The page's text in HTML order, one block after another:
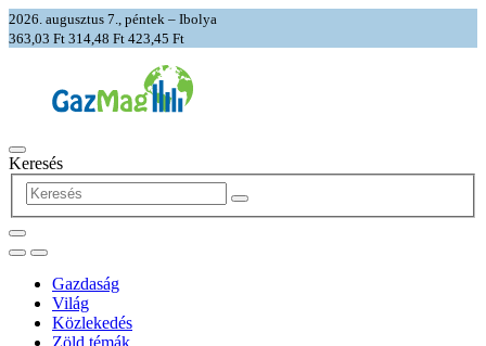
2026. augusztus 7., péntek – Ibolya
363,03 Ft 314,48 Ft 423,45 Ft
Keresés
Gazdaság
Világ
Közlekedés
Zöld témák